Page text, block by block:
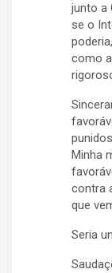
junto a
se o
como
Minha
contra
que
Seria